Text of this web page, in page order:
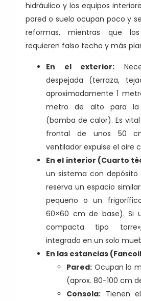
hidráulico y los equipos
pared o suelo ocupan poco y
reformas, mientras que
requieren falso techo y más
En el exterior:
despejada (terraza,
aproximadamente 1
metro de alto para la
(bomba de calor). Es
frontal de unos 50
ventilador expulse el aire
En el interior (Cuarto
un sistema con depósito
reserva un espacio
pequeño o un
60×60 cm de base). Si
compacta tipo
integrado en un solo
En las estancias
Pared: Ocupan lo
(aprox. 80-100 cm
Consola: Tienen